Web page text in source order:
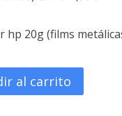
20g (films
al carrito